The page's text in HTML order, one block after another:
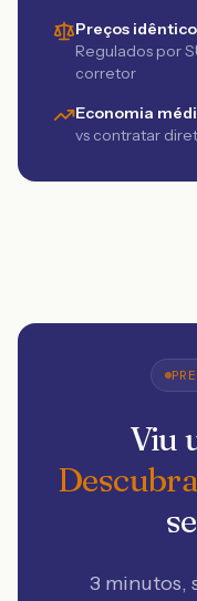
Preços
Regulados por
corretor
Economia
vs contratar
Viu
3 minutos,